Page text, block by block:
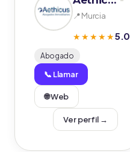
📍 Murcia
★★★★★5.0
Abogado
📞 Llamar
🌐 Web
Ver perfil →